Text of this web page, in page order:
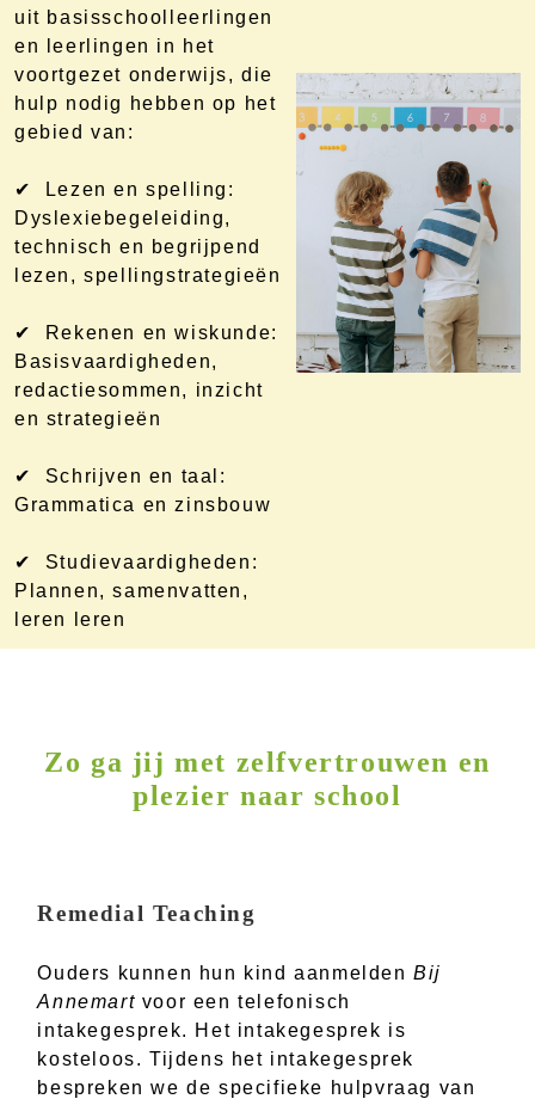
uit basisschoolleerlingen
en leerlingen in het
voortgezet onderwijs, die
hulp nodig hebben op het
gebied van:
✔ Lezen en spelling:
Dyslexiebegeleiding,
technisch en begrijpend
lezen, spellingstrategieën
✔ Rekenen en wiskunde:
Basisvaardigheden,
redactiesommen, inzicht
en strategieën
✔ Schrijven en taal:
Grammatica en zinsbouw
✔ Studievaardigheden:
Plannen, samenvatten,
leren leren
Zo ga jij met zelfvertrouwen en
plezier naar school
Remedial Teaching
Ouders kunnen hun kind aanmeldenBij
Annemart voor een telefonisch
intakegesprek. Het intakegesprek is
kosteloos. Tijdens het intakegesprek
bespreken we de specifieke hulpvraag van